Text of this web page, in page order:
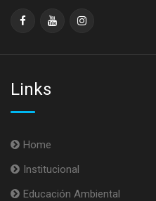
Links
Home
Institucional
Educación Ambiental